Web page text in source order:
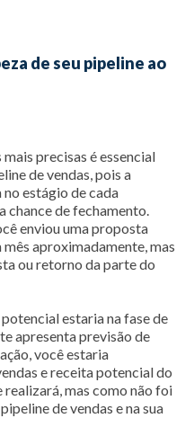
de seu pipeline ao
precisas é essencial
de vendas, pois a
estágio de cada
chance de fechamento.
enviou uma proposta
aproximadamente, mas
ou retorno da parte do
estaria na fase de
apresenta previsão de
você estaria
e receita potencial do
realizará, mas como não foi
de vendas e na sua